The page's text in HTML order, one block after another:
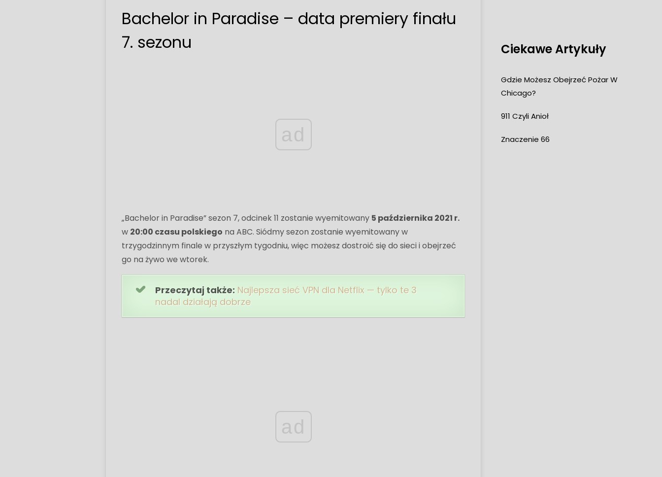
Bachelor in Paradise – data premiery finału
7. sezonu
ad
„Bachelor in Paradise” sezon 7, odcinek 11 zostanie wyemitowany 5 października 2021 r.
w 20:00 czasu polskiego na ABC. Siódmy sezon zostanie wyemitowany w
trzygodzinnym finale w przyszłym tygodniu, więc możesz dostroić się do sieci i obejrzeć
go na żywo we wtorek.
Przeczytaj także: Najlepsza sieć VPN dla Netflix — tylko te 3
nadal działają dobrze
ad
Ciekawe Artykuły
Gdzie Możesz Obejrzeć Pożar W
Chicago?
911 Czyli Anioł
Znaczenie 66